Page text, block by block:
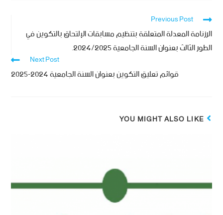
Previous Post
الرزنامة المعدلة المتعلقة بتنظيم مسابقات الإلتحاق بالتكوين في
الطور الثالث بعنوان السنة الجامعية 2024/2025.
Next Post
قوائم تعليق التكوين بعنوان السنة الجامعية 2024-2025‎‎
YOU MIGHT ALSO LIKE